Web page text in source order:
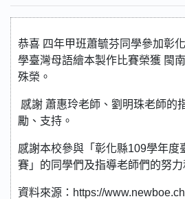
恭喜 四年甲班蕭毓芬同學參加彰
學臺灣母語繪本製作比賽榮獲 閩
殊榮。
感謝 蕭惠玲老師、劉明珠老師的
勵、支持。
感謝本校參與「彰化縣109學年度
賽」的同學們及指導老師們的努力
資料來源：https://